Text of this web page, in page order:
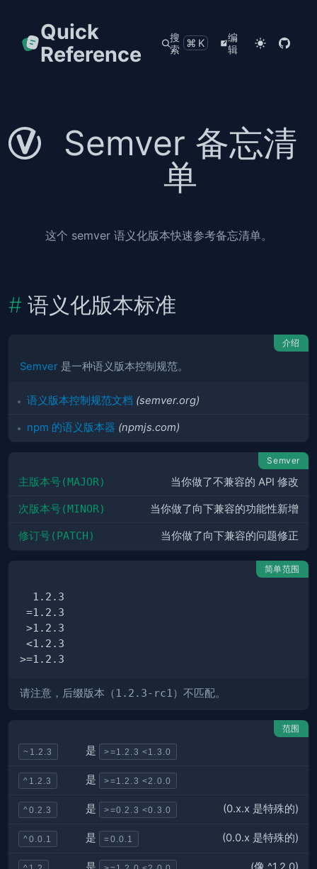
Quick
Reference
搜
索
⌘K
编
辑
Semver 备忘清
单
这个 semver 语义化版本快速参考备忘清单。
语义化版本标准
介绍
Semver 是一种语义版本控制规范。
语义版本控制规范文档 (semver.org)
npm 的语义版本器 (npmjs.com)
Semver
主版本号(MAJOR) 当你做了不兼容的 API 修改
次版本号(MINOR) 当你做了向下兼容的功能性新增
修订号(PATCH) 当你做了向下兼容的问题修正
简单范围
请注意，后缀版本（1.2.3-rc1 ）不匹配。
范围
~1.2.3 是 >=1.2.3 <1.3.0
^1.2.3 是 >=1.2.3 <2.0.0
^0.2.3 是 >=0.2.3 <0.3.0 (0.x.x 是特殊的)
^0.0.1 是 =0.0.1 (0.0.x 是特殊的)